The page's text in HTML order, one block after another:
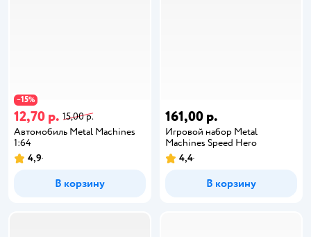
−15%
12,70 р. 15,00 р.
Автомобиль Metal Machines
1:64
4,9
В корзину
161,00 р.
Игровой набор Metal
Machines Speed Hero
4,4
В корзину